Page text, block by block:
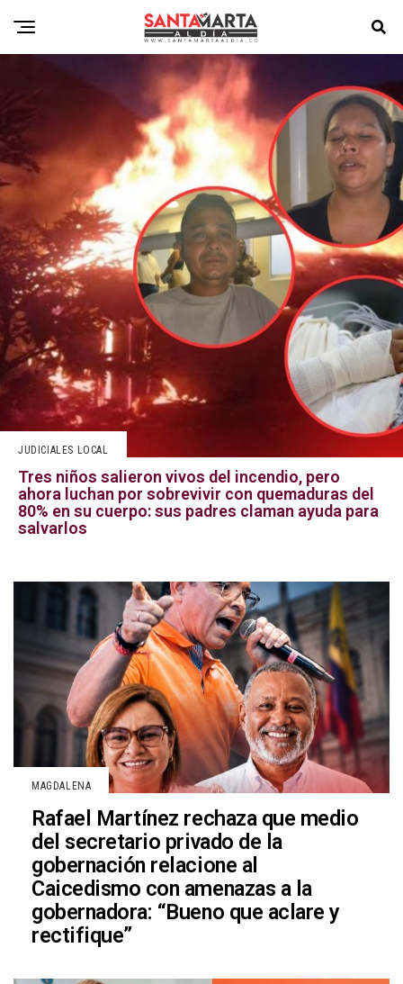
JUDICIALES LOCAL
Tres niños salieron vivos del incendio, pero
ahora luchan por sobrevivir con quemaduras del
80% en su cuerpo: sus padres claman ayuda para
salvarlos
MAGDALENA
Rafael Martínez rechaza que medio
del secretario privado de la
gobernación relacione al
Caicedismo con amenazas a la
gobernadora: “Bueno que aclare y
rectifique”